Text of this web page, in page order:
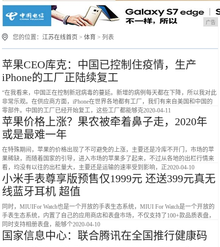
广告
您的位置：江苏在线首页 >体育 > 列表
苹果CEO库克：中国已控制住疫情，生产
iPhone的工厂正陆续复工
“在我看来，中国正在控制新冠病毒的蔓延。新增的病例每天都在下降，所以我对此
非常乐观。在供应商方面，iPhone在世界各地都有工厂，我们有来自美国和中国的
零部件。中国的工厂已经开始复工，这些工厂都能够克2020-04-11
苹果价格上涨？果农被牵着鼻子走，2020年
或是最难一年
在特殊期间，苹果的价格出现了不可避免的上涨，主要还是冷库不开门，市场的苹
果稀缺，而随着国家的引导，进入市场的苹果多了起来，不过从各地的出栏行情来
看，均没有以往的出栏量大，主要还是运输的速率受到影响，正2020-04-10
小米手表尊享版预售仅1999元 还送399元真无
线蓝牙耳机 超值
同时，MIUIFor Watch也是一个开放的手表生态系统，MIUI For Watch是一个开放的
手表生态系统，内置了自己的应用商店和表盘市场，不仅支持了100+款品质表盘，
同时支持相册表盘，能够个2020-04-10
国家信息中心：联合腾讯在全国推行健康码